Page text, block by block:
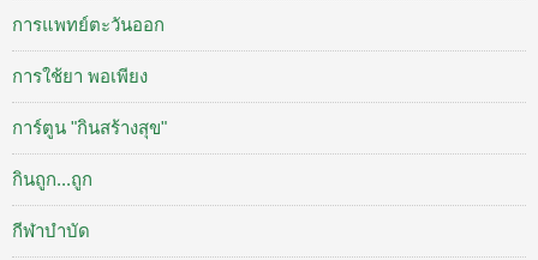
การแพทย์ตะวันออก
การใช้ยา พอเพียง
การ์ตูน "กินสร้างสุข"
กินถูก...ถูก
กีฬาบำบัด